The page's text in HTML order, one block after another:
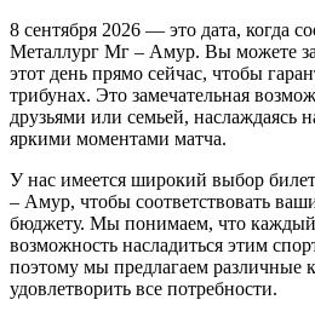
8 сентября 2026 — это дата, когда
Металлург Мг – Амур. Вы можете
этот день прямо сейчас, чтобы
трибунах. Это замечательная
друзьями или семьей, наслаждаясь
яркими моментами матча.
У нас имеется широкий выбор
– Амур, чтобы соответствовать
бюджету. Мы понимаем, что каждый
возможность насладиться этим
поэтому мы предлагаем различные
удовлетворить все потребности.